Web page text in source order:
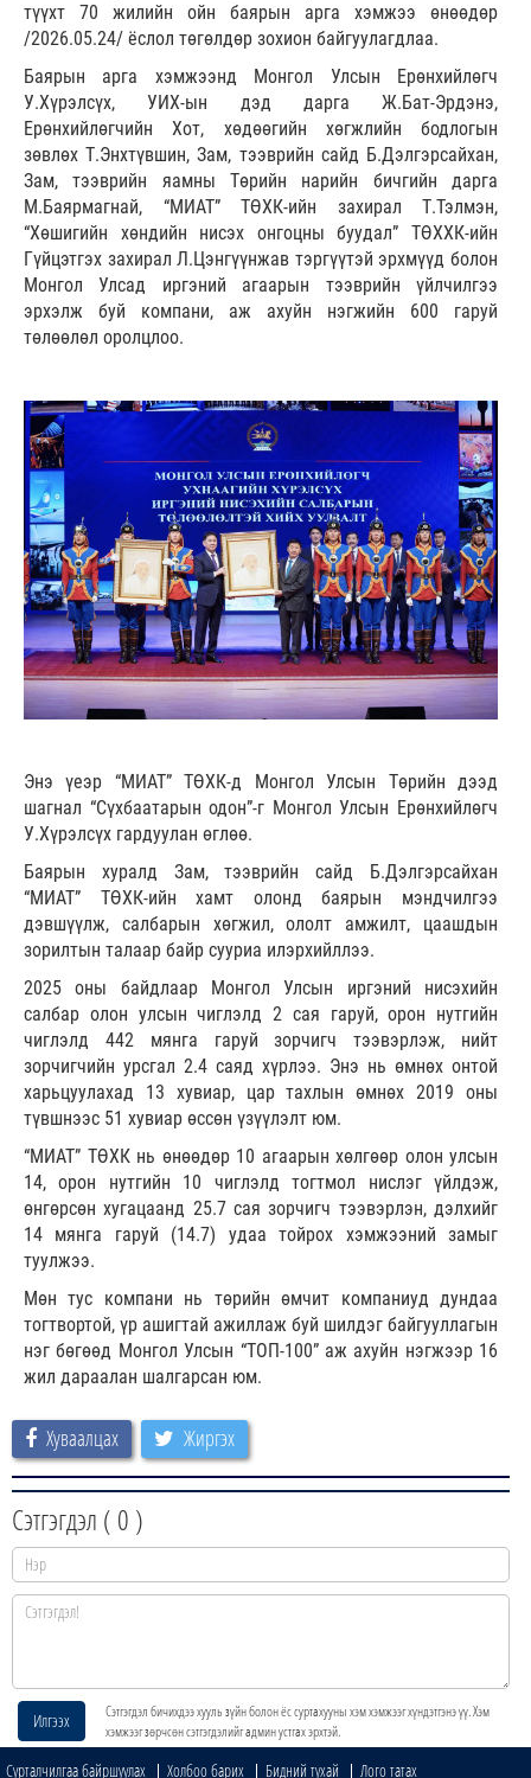
түүхт 70 жилийн ойн баярын арга хэмжээ өнөөдөр
/2026.05.24/ ёслол төгөлдөр зохион байгуулагдлаа.
Баярын арга хэмжээнд Монгол Улсын Ерөнхийлөгч
У.Хүрэлсүх, УИХ-ын дэд дарга Ж.Бат-Эрдэнэ,
Ерөнхийлөгчийн Хот, хөдөөгийн хөгжлийн бодлогын
зөвлөх Т.Энхтүвшин, Зам, тээврийн сайд Б.Дэлгэрсайхан,
Зам, тээврийн яамны Төрийн нарийн бичгийн дарга
М.Баярмагнай, “МИАТ” ТӨХК-ийн захирал Т.Тэлмэн,
“Хөшигийн хөндийн нисэх онгоцны буудал” ТӨХХК-ийн
Гүйцэтгэх захирал Л.Цэнгүүнжав тэргүүтэй эрхмүүд болон
Монгол Улсад иргэний агаарын тээврийн үйлчилгээ
эрхэлж буй компани, аж ахуйн нэгжийн 600 гаруй
төлөөлөл оролцлоо.
Энэ үеэр “МИАТ” ТӨХК-д Монгол Улсын Төрийн дээд
шагнал “Сүхбаатарын одон”-г Монгол Улсын Ерөнхийлөгч
У.Хүрэлсүх гардуулан өглөө.
Баярын хуралд Зам, тээврийн сайд Б.Дэлгэрсайхан
“МИАТ” ТӨХК-ийн хамт олонд баярын мэндчилгээ
дэвшүүлж, салбарын хөгжил, ололт амжилт, цаашдын
зорилтын талаар байр сууриа илэрхийллээ.
2025 оны байдлаар Монгол Улсын иргэний нисэхийн
салбар олон улсын чиглэлд 2 сая гаруй, орон нутгийн
чиглэлд 442 мянга гаруй зорчигч тээвэрлэж, нийт
зорчигчийн урсгал 2.4 саяд хүрлээ. Энэ нь өмнөх онтой
харьцуулахад 13 хувиар, цар тахлын өмнөх 2019 оны
түвшнээс 51 хувиар өссөн үзүүлэлт юм.
“МИАТ” ТӨХК нь өнөөдөр 10 агаарын хөлгөөр олон улсын
14, орон нутгийн 10 чиглэлд тогтмол нислэг үйлдэж,
өнгөрсөн хугацаанд 25.7 сая зорчигч тээвэрлэн, дэлхийг
14 мянга гаруй (14.7) удаа тойрох хэмжээний замыг
туулжээ.
Мөн тус компани нь төрийн өмчит компаниуд дундаа
тогтвортой, үр ашигтай ажиллаж буй шилдэг байгууллагын
нэг бөгөөд Монгол Улсын “ТОП-100” аж ахуйн нэгжээр 16
жил дараалан шалгарсан юм.
Хуваалцах Жиргэх
Сэтгэгдэл ( 0 )
Илгээх
Сэтгэгдэл бичихдээ хууль зүйн болон ёс суртахууны хэм хэмжээг хүндэтгэнэ үү. Хэм
хэмжээг зөрчсөн сэтгэгдэлийг админ устгах эрхтэй.
Сурталчилгаа байршуулах Холбоо барих Бидний тухай Лого татах